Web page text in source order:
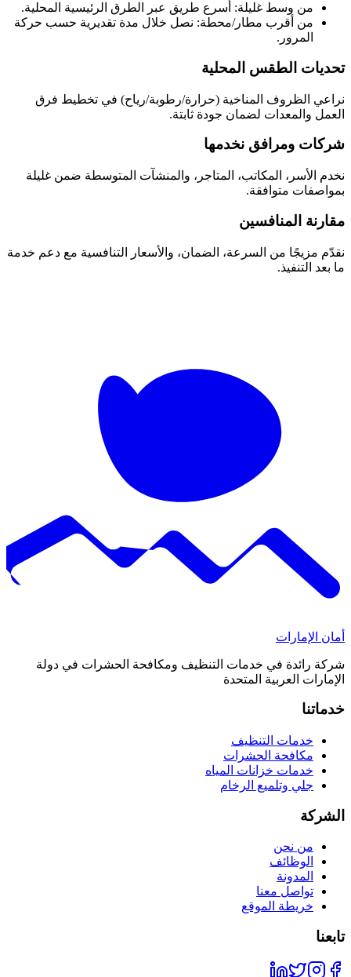
من وسط غليلة: أسرع طريق عبر الطرق الرئيسية المحلية.
من أقرب مطار/محطة: نصل خلال مدة تقديرية حسب حركة
المرور.
تحديات الطقس المحلية
نراعي الظروف المناخية (حرارة/رطوبة/رياح) في تخطيط فرق
العمل والمعدات لضمان جودة ثابتة.
شركات ومرافق نخدمها
نخدم الأسر، المكاتب، المتاجر، والمنشآت المتوسطة ضمن غليلة
بمواصفات متوافقة.
مقارنة المنافسين
نقدّم مزيجًا من السرعة، الضمان، والأسعار التنافسية مع دعم خدمة
ما بعد التنفيذ.
أمان الإمارات
شركة رائدة في خدمات التنظيف ومكافحة الحشرات في دولة
الإمارات العربية المتحدة
خدماتنا
خدمات التنظيف
مكافحة الحشرات
خدمات خزانات المياه
جلي وتلميع الرخام
الشركة
من نحن
الوظائف
المدونة
تواصل معنا
خريطة الموقع
تابعنا